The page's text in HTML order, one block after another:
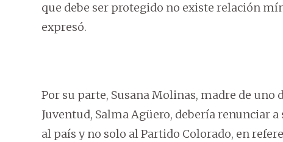
que debe ser protegido no existe relación
expresó.
Por su parte, Susana Molinas, madre de
Juventud, Salma Agüero, debería renunciar
al país y no solo al Partido Colorado, en